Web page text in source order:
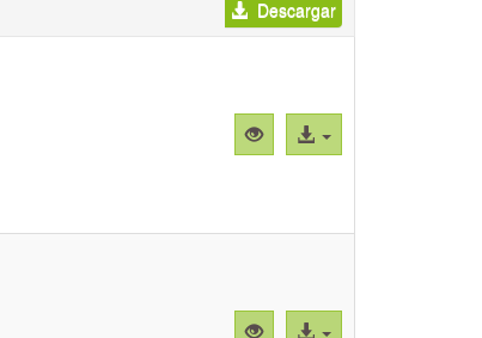
Descargar
Vista
previa
Acceso
al
Vista Acceso